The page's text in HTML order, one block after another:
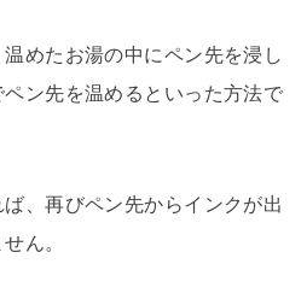
めたお湯の中にペン先を浸し
ン先を温めるといった方法で
、再びペン先からインクが出
ん。